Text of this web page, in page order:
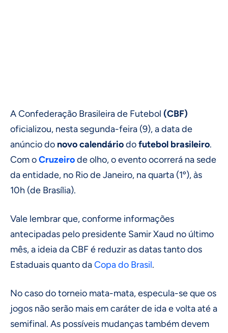
A Confederação Brasileira de Futebol (CBF)
oficializou, nesta segunda-feira (9), a data de
anúncio do novo calendáriodofutebol brasileiro.
Com oCruzeirode olho, o evento ocorrerá na sede
da entidade, no Rio de Janeiro, na quarta (1º), às
10h (de Brasília).
Vale lembrar que, conforme informações
antecipadas pelo presidente Samir Xaud no último
mês, a ideia da CBF é reduzir as datas tanto dos
Estaduais quanto daCopa do Brasil.
No caso do torneio mata-mata, especula-se que os
jogos não serão mais em caráter de ida e volta até a
semifinal. As possíveis mudanças também devem